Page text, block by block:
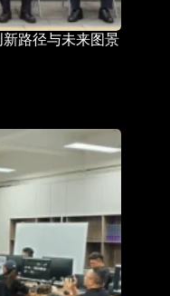
路径与未来图景